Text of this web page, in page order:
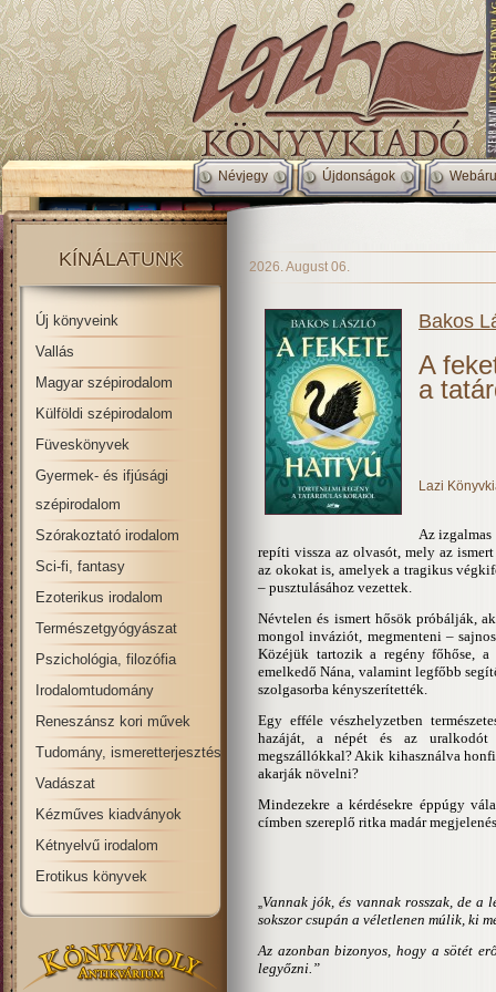
Névjegy Újdonságok
KÍNÁLATUNK
Új könyveink
Vallás
Magyar szépirodalom
Külföldi szépirodalom
Füveskönyvek
Gyermek- és ifjúsági
szépirodalom
Szórakoztató irodalom
Sci-fi, fantasy
Ezoterikus irodalom
Természetgyógyászat
Pszichológia, filozófia
Irodalomtudomány
Reneszánsz kori művek
Tudomány, ismeretterjesztés
Vadászat
Kézműves kiadványok
Kétnyelvű irodalom
Erotikus könyvek
2026. August 06.
Bakos
A
a
Lazi
Az izgalmas
repíti vissza az olvasót, mely az
az okokat is, amelyek a tragikus
– pusztulásához vezettek.
Névtelen és ismert hősök próbálják,
mongol inváziót, megmenteni –
Közéjük tartozik a regény főhőse,
emelkedő Nána, valamint legfőbb
szolgasorba kényszerítették.
Egy efféle vészhelyzetben
hazáját, a népét és az uralkodót
megszállókkal? Akik kihasználva
akarják növelni?
Mindezekre a kérdésekre éppúgy
címben szereplő ritka madár
„Vannak jók, és vannak rosszak, de
sokszor csupán a véletlenen múlik, ki
Az azonban bizonyos, hogy a sötét
legyőzni.”